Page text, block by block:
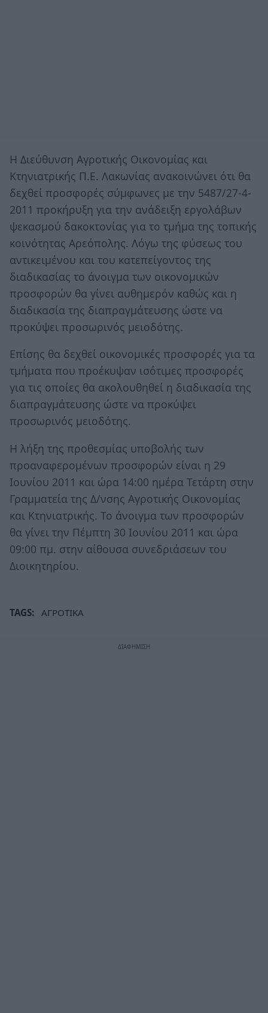
Η Διεύθυνση Αγροτικής Οικονομίας και
Κτηνιατρικής Π.Ε. Λακωνίας ανακοινώνει ότι θα
δεχθεί προσφορές σύμφωνες με την 5487/27-4-
2011 προκήρυξη για την ανάδειξη εργολάβων
ψεκασμού δακοκτονίας για το τμήμα της τοπικής
κοινότητας Αρεόπολης. Λόγω της φύσεως του
αντικειμένου και του κατεπείγοντος της
διαδικασίας το άνοιγμα των οικονομικών
προσφορών θα γίνει αυθημερόν καθώς και η
διαδικασία της διαπραγμάτευσης ώστε να
προκύψει προσωρινός μειοδότης.
Επίσης θα δεχθεί οικονομικές προσφορές για τα
τμήματα που προέκυψαν ισότιμες προσφορές
για τις οποίες θα ακολουθηθεί η διαδικασία της
διαπραγμάτευσης ώστε να προκύψει
προσωρινός μειοδότης.
Η λήξη της προθεσμίας υποβολής των
προαναφερομένων προσφορών είναι η 29
Ιουνίου 2011 και ώρα 14:00 ημέρα Τετάρτη στην
Γραμματεία της Δ/νσης Αγροτικής Οικονομίας
και Κτηνιατρικής. Το άνοιγμα των προσφορών
θα γίνει την Πέμπτη 30 Ιουνίου 2011 και ώρα
09:00 πμ. στην αίθουσα συνεδριάσεων του
Διοικητηρίου.
TAGS: ΑΓΡΟΤΙΚΑ